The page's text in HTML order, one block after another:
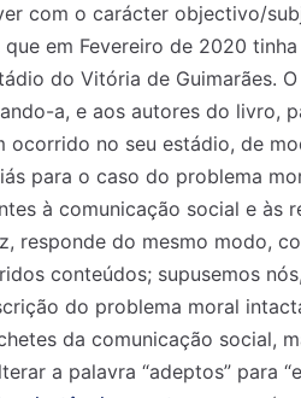
com o carácter objectivo/
em Fevereiro de 2020
do Vitória de Guimarães.
a, e aos autores do livro,
ocorrido no seu estádio, de
para o caso do problema
à comunicação social e às
responde do mesmo modo,
conteúdos; supusemos
do problema moral
da comunicação social,
a palavra “adeptos” para